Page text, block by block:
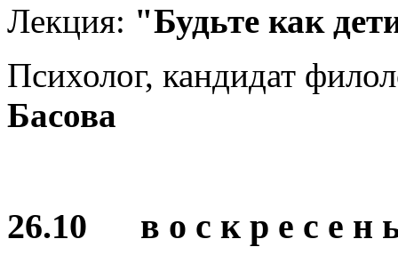
Лекция: "Будьте как
Психолог, кандидат
Басова
26.10 в о с к р е с е н